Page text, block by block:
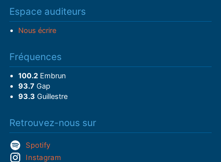
Espace auditeurs
Nous écrire
Fréquences
100.2Embrun
93.7 Gap
93.3 Guillestre
Retrouvez-nous sur
Spotify
Instagram